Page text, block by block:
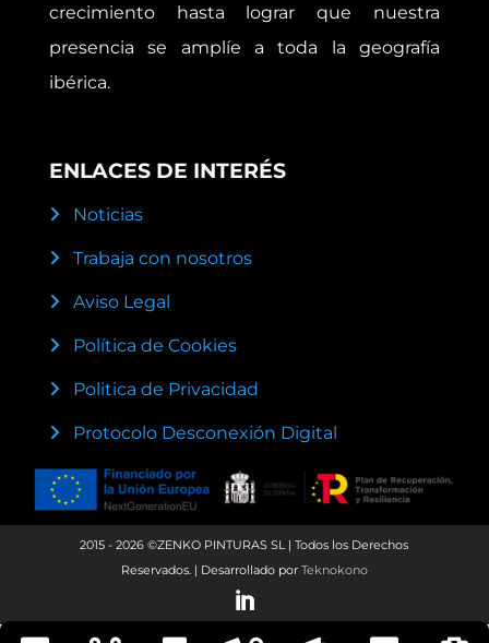
crecimiento hasta lograr que nuestra
presencia se amplíe a toda la geografía
ibérica.
ENLACES DE INTERÉS
Noticias
Trabaja con nosotros
Aviso Legal
Política de Cookies
Politica de Privacidad
Protocolo Desconexión Digital
2015 - 2026 ©ZENKO PINTURAS SL | Todos los Derechos
Reservados. | Desarrollado por Teknokono
